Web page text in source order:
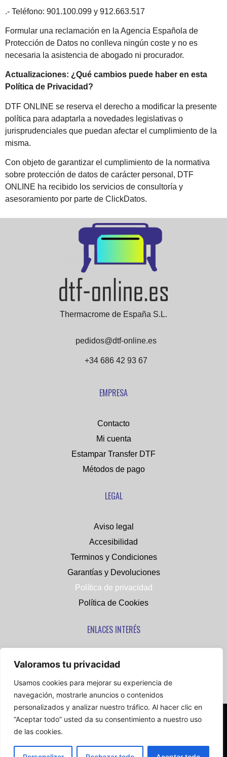
Valoramos tu privacidad
Usamos cookies para mejorar su experiencia de
navegación, mostrarle anuncios o contenidos
personalizados y analizar nuestro tráfico. Al hacer clic en
“Aceptar todo” usted da su consentimiento a nuestro uso
de las cookies.
.- Teléfono: 901.100.099 y 912.663.517
Formular una reclamación en la Agencia Española de
Protección de Datos no conlleva ningún coste y no es
necesaria la asistencia de abogado ni procurador.
Actualizaciones: ¿Qué cambios puede haber en esta
Política de Privacidad?
DTF ONLINE se reserva el derecho a modificar la presente
política para adaptarla a novedades legislativas o
jurisprudenciales que puedan afectar el cumplimiento de la
misma.
Con objeto de garantizar el cumplimiento de la normativa
sobre protección de datos de carácter personal, DTF
ONLINE ha recibido los servicios de consultoría y
asesoramiento por parte de ClickDatos.
Thermacrome de España S.L.
pedidos@dtf-online.es
+34 686 42 93 67
EMPRESA
Contacto
Mi cuenta
Estampar Transfer DTF
Métodos de pago
LEGAL
Aviso legal
Accesibilidad
Terminos y Condiciones
Garantías y Devoluciones
Política de privacidad
Política de Cookies
ENLACES INTERÉS
www.thermacrome.com
cs77personalizados.com
Copyright © 2026 DTF ONLINE – Todos los derechos